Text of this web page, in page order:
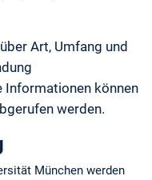
Art, Umfang und
Informationen können
werden.
München werden